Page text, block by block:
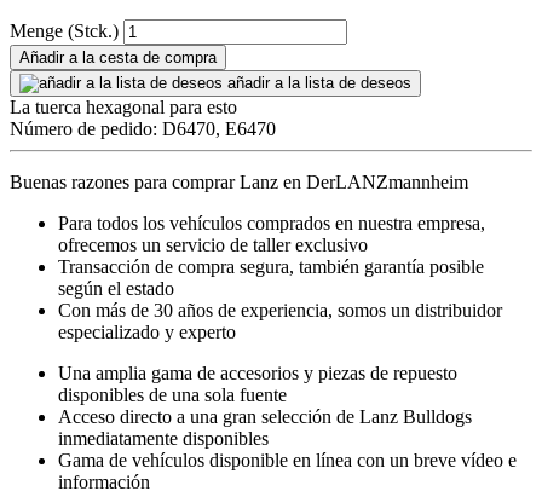
Menge (Stck.)
Añadir a la cesta de compra
añadir a la lista de deseos
La tuerca hexagonal para esto
Número de pedido: D6470, E6470
Buenas razones para comprar Lanz en DerLANZmannheim
Para todos los vehículos comprados en nuestra empresa,
ofrecemos un servicio de taller exclusivo
Transacción de compra segura, también garantía posible
según el estado
Con más de 30 años de experiencia, somos un distribuidor
especializado y experto
Una amplia gama de accesorios y piezas de repuesto
disponibles de una sola fuente
Acceso directo a una gran selección de Lanz Bulldogs
inmediatamente disponibles
Gama de vehículos disponible en línea con un breve vídeo e
información